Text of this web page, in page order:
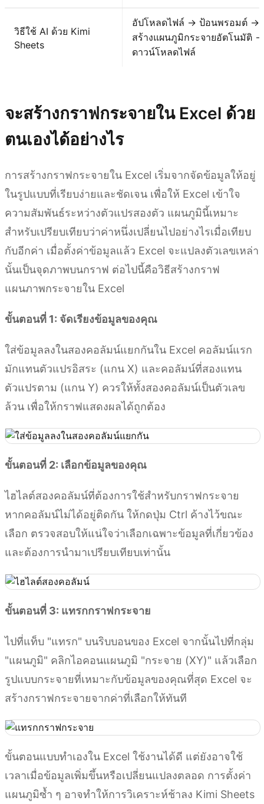
วิธีใช้ AI ด้วย Kimi
Sheets
อัปโหลดไฟล์ → ป้อนพรอมต์ →
สร้างแผนภูมิกระจายอัตโนมัติ →
ดาวน์โหลดไฟล์
จะสร้างกราฟกระจายใน Excel ด้วย
ตนเองได้อย่างไร
การสร้างกราฟกระจายใน Excel เริ่มจากจัดข้อมูลให้อยู่
ในรูปแบบที่เรียบง่ายและชัดเจน เพื่อให้ Excel เข้าใจ
ความสัมพันธ์ระหว่างตัวแปรสองตัว แผนภูมินี้เหมาะ
สำหรับเปรียบเทียบว่าค่าหนึ่งเปลี่ยนไปอย่างไรเมื่อเทียบ
กับอีกค่า เมื่อตั้งค่าข้อมูลแล้ว Excel จะแปลงตัวเลขเหล่า
นั้นเป็นจุดภาพบนกราฟ ต่อไปนี้คือวิธีสร้างกราฟ
แผนภาพกระจายใน Excel
ขั้นตอนที่ 1: จัดเรียงข้อมูลของคุณ
ใส่ข้อมูลลงในสองคอลัมน์แยกกันใน Excel คอลัมน์แรก
มักแทนตัวแปรอิสระ (แกน X) และคอลัมน์ที่สองแทน
ตัวแปรตาม (แกน Y) ควรให้ทั้งสองคอลัมน์เป็นตัวเลข
ล้วน เพื่อให้กราฟแสดงผลได้ถูกต้อง
ขั้นตอนที่ 2: เลือกข้อมูลของคุณ
ไฮไลต์สองคอลัมน์ที่ต้องการใช้สำหรับกราฟกระจาย
หากคอลัมน์ไม่ได้อยู่ติดกัน ให้กดปุ่ม Ctrl ค้างไว้ขณะ
เลือก ตรวจสอบให้แน่ใจว่าเลือกเฉพาะข้อมูลที่เกี่ยวข้อง
และต้องการนำมาเปรียบเทียบเท่านั้น
ขั้นตอนที่ 3: แทรกกราฟกระจาย
ไปที่แท็บ "แทรก" บนริบบอนของ Excel จากนั้นไปที่กลุ่ม
"แผนภูมิ" คลิกไอคอนแผนภูมิ "กระจาย (XY)" แล้วเลือก
รูปแบบกระจายที่เหมาะกับข้อมูลของคุณที่สุด Excel จะ
สร้างกราฟกระจายจากค่าที่เลือกให้ทันที
ขั้นตอนแบบทำเองใน Excel ใช้งานได้ดี แต่ยังอาจใช้
เวลาเมื่อข้อมูลเพิ่มขึ้นหรือเปลี่ยนแปลงตลอด การตั้งค่า
แผนภูมิซ้ำ ๆ อาจทำให้การวิเคราะห์ช้าลง Kimi Sheets